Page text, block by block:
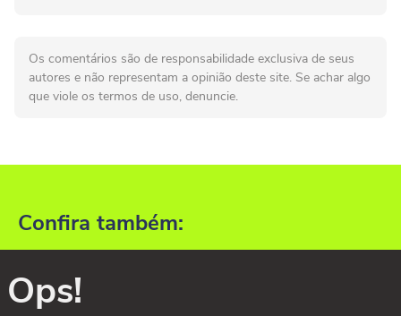
Os comentários são de responsabilidade exclusiva de seus
autores e não representam a opinião deste site. Se achar algo
que viole os termos de uso, denuncie.
Confira também:
Ops!